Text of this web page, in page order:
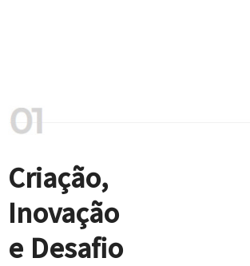
Criação,
Inovação
e Desafio